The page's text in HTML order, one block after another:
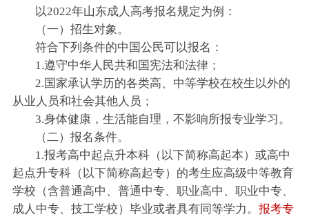
以2022年山东成人高考报名规定为例：
（一）招生对象。
符合下列条件的中国公民可以报名：
1.遵守中华人民共和国宪法和法律；
2.国家承认学历的各类高、中等学校在校生以外的
从业人员和社会其他人员；
3.身体健康，生活能自理，不影响所报专业学习。
（二）报名条件。
1.报考高中起点升本科（以下简称高起本）或高中
起点升专科（以下简称高起专）的考生应高级中等教育
学校（含普通高中、普通中专、职业高中、职业中专、
成人中专、技工学校）毕业或者具有同等学力。 报考专